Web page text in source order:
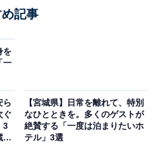
公式Webサイトより）
ーシャンビューの客室から英
できる宿です。館内のシンボ
き抜けの「アトリウム和風庭
記事
を
一
ら
ぐ
3
王
【宮城県】日常を離れて、特別
なひとときを。多くのゲストが
絶賛する「一度は泊まりたいホ
テル」3選